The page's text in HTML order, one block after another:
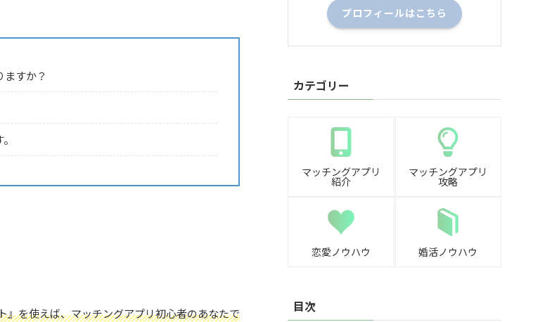
すか？
を使えば、マッチングアプリ初心者のあなたで
プロフィールはこちら
カテゴリー
マッチングアプリ
紹介
マッチングアプリ
攻略
恋愛ノウハウ 婚活ノウハウ
目次